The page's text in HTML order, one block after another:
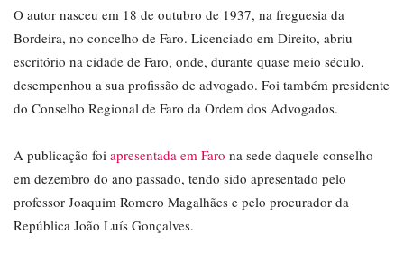
O autor nasceu em 18 de outubro de 1937, na freguesia da
Bordeira, no concelho de Faro. Licenciado em Direito, abriu
escritório na cidade de Faro, onde, durante quase meio século,
desempenhou a sua profissão de advogado. Foi também presidente
do Conselho Regional de Faro da Ordem dos Advogados.
A publicação foi apresentada em Faro na sede daquele conselho
em dezembro do ano passado, tendo sido apresentado pelo
professor Joaquim Romero Magalhães e pelo procurador da
República João Luís Gonçalves.